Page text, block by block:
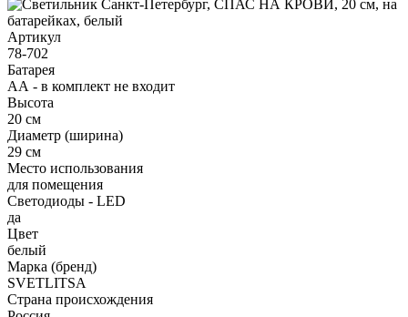
Артикул
78-702
Батарея
АА - в комплект не входит
Высота
20 см
Диаметр (ширина)
29 см
Место использования
для помещения
Светодиоды - LED
да
Цвет
белый
Марка (бренд)
SVETLITSA
Страна происхождения